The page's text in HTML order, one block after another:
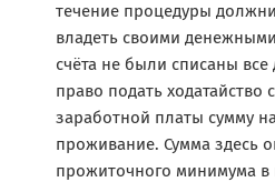
течение процедуры
владеть своими
счёта не были списаны
право подать ходатайство
заработной платы сумму
проживание. Сумма здесь
прожиточного минимума